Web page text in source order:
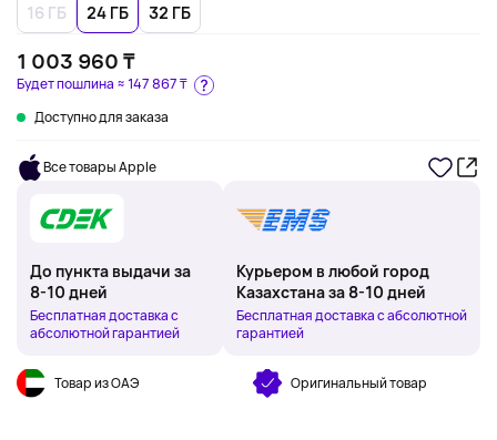
16 ГБ
24 ГБ 32 ГБ
1 003 960 ₸
Доступно для заказа
Будет пошлина ≈147 867 ₸
Все товары Apple
До пункта выдачи за
8-10 дней
Бесплатная доставка с
абсолютной гарантией
Курьером в любой город
Казахстана за 8-10 дней
Бесплатная доставка с абсолютной
гарантией
Товар из ОАЭ Оригинальный товар